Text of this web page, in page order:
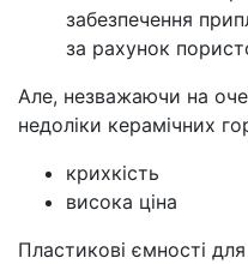
забезпечення
за рахунок
Але, незважаючи на
недоліки керамічних
крихкість
висока ціна
Пластикові ємності